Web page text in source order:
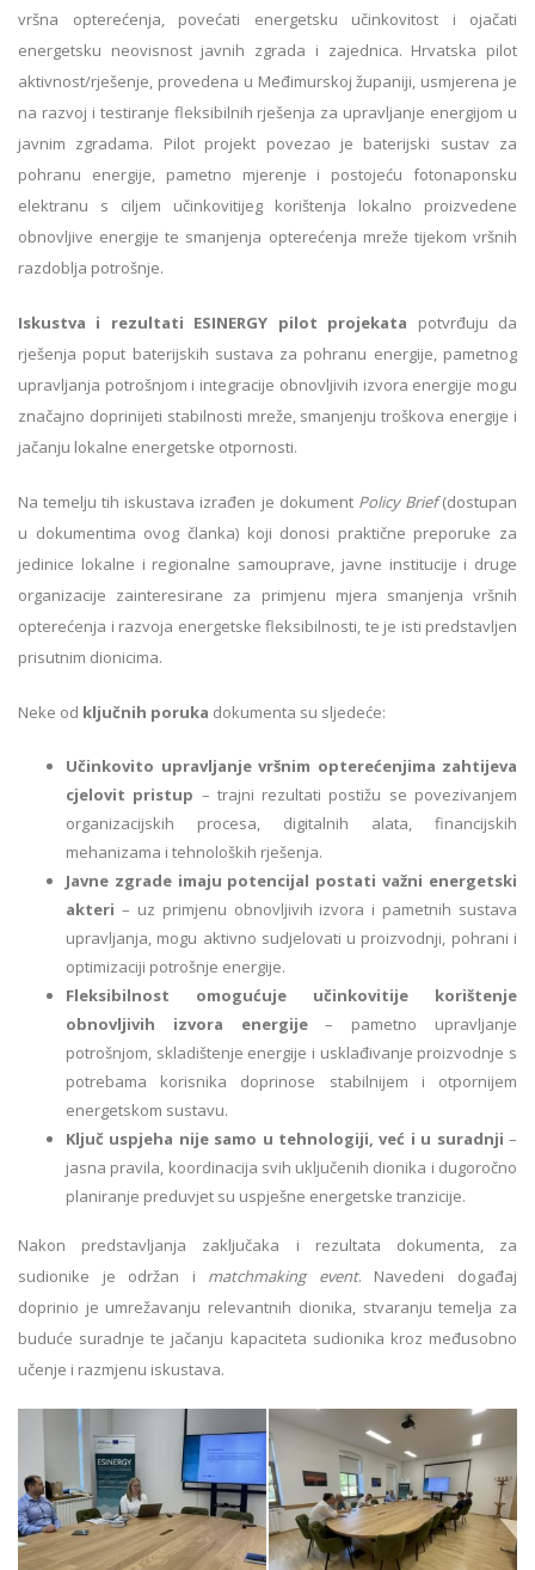
vršna opterećenja, povećati energetsku učinkovitost i ojačati
energetsku neovisnost javnih zgrada i zajednica. Hrvatska pilot
aktivnost/rješenje, provedena u Međimurskoj županiji, usmjerena je
na razvoj i testiranje fleksibilnih rješenja za upravljanje energijom u
javnim zgradama. Pilot projekt povezao je baterijski sustav za
pohranu energije, pametno mjerenje i postojeću fotonaponsku
elektranu s ciljem učinkovitijeg korištenja lokalno proizvedene
obnovljive energije te smanjenja opterećenja mreže tijekom vršnih
razdoblja potrošnje.
Iskustva i rezultati ESINERGY pilot projekata potvrđuju da
rješenja poput baterijskih sustava za pohranu energije, pametnog
upravljanja potrošnjom i integracije obnovljivih izvora energije mogu
značajno doprinijeti stabilnosti mreže, smanjenju troškova energije i
jačanju lokalne energetske otpornosti.
Na temelju tih iskustava izrađen je dokument Policy Brief(dostupan
u dokumentima ovog članka) koji donosi praktične preporuke za
jedinice lokalne i regionalne samouprave, javne institucije i druge
organizacije zainteresirane za primjenu mjera smanjenja vršnih
opterećenja i razvoja energetske fleksibilnosti, te je isti predstavljen
prisutnim dionicima.
Neke od ključnih poruka dokumenta su sljedeće:
Učinkovito upravljanje vršnim opterećenjima zahtijeva
cjelovit pristup – trajni rezultati postižu se povezivanjem
organizacijskih procesa, digitalnih alata, financijskih
mehanizama i tehnoloških rješenja.
Javne zgrade imaju potencijal postati važni energetski
akteri – uz primjenu obnovljivih izvora i pametnih sustava
upravljanja, mogu aktivno sudjelovati u proizvodnji, pohrani i
optimizaciji potrošnje energije.
Fleksibilnost omogućuje učinkovitije korištenje
obnovljivih izvora energije– pametno upravljanje
potrošnjom, skladištenje energije i usklađivanje proizvodnje s
potrebama korisnika doprinose stabilnijem i otpornijem
energetskom sustavu.
Ključ uspjeha nije samo u tehnologiji, već i u suradnji –
jasna pravila, koordinacija svih uključenih dionika i dugoročno
planiranje preduvjet su uspješne energetske tranzicije.
Nakon predstavljanja zaključaka i rezultata dokumenta, za
sudionike je održan i matchmaking event. Navedeni događaj
doprinio je umrežavanju relevantnih dionika, stvaranju temelja za
buduće suradnje te jačanju kapaciteta sudionika kroz međusobno
učenje i razmjenu iskustava.